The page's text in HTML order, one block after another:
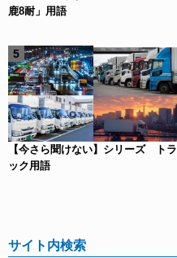
鹿8耐」用語
【今さら聞けない】シリーズ トラ
ック用語
サイト内検索